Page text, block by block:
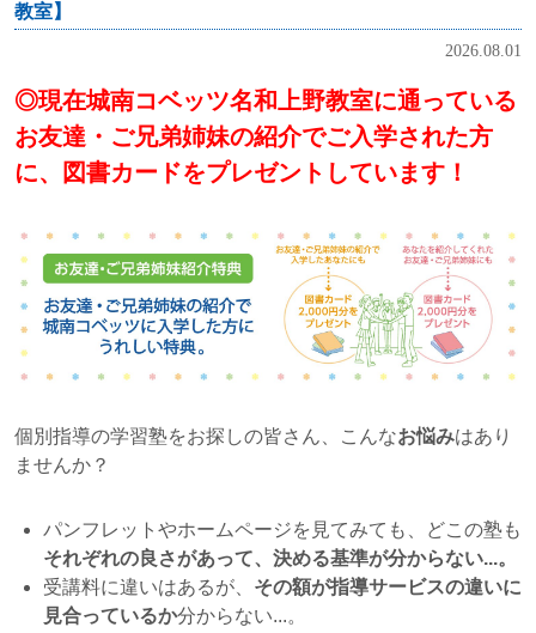
教室】
2026.08.01
◎現在城南コベッツ名和上野教室に通っている
お友達・ご兄弟姉妹の紹介でご入学された方
に、図書カードをプレゼントしています！
個別指導の学習塾をお探しの皆さん、こんなお悩みはあり
ませんか？
パンフレットやホームページを見てみても、どこの塾も
それぞれの良さがあって、決める基準が分からない...。
受講料に違いはあるが、 その額が指導サービスの違いに
見合っているか分からない...。